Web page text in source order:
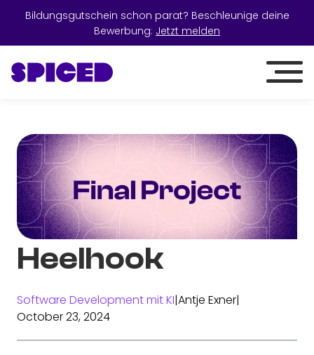
Bildungsgutschein schon parat? Beschleunige deine
Bewerbung: Jetzt melden
Heelhook
Software Development mit KI|Antje Exner|
October 23, 2024